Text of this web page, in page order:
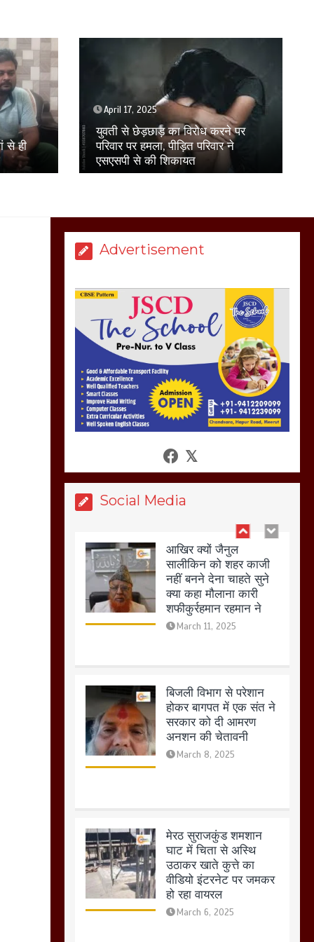
पर
ने
April 17, 2025 1 min
बिल्डर पंकज मित्तल के घर ED की रेड,
5-6 गाड़ियों में पहुंची टीम, दस्तावजण
ओरा लैपटॉप कब्जे में लिए
Advertisement
Social Media
अनशन की चेतावनी
मेरठ सुराजकुंड शमशान
घाट में चिता से अस्थि
हो रहा वायरल
March 6, 2025
होलिका रखने पर लात मार
कर होलिका को किया तहस
नहस,मोहल्ले वालों के साथ
की गई गाली गलोच ,कहा
अगर रखी गई होली तो होगा
खून खराबा,
March 11, 2025
सालीकिन को शहर काजी
नहीं बनने देना चाहते सुने
शफीकुर्रहमान रहमान ने
बिजली विभाग से परेशान
होकर बागपत में एक संत ने
सरकार को दी आमरण
अनशन की चेतावनी
मेरठ सुराजकुंड शमशान
घाट में चिता से अस्थि
उठाकर खाते कुत्ते का
होलिका रखने पर लात मार
कर होलिका को किया तहस
नहस,मोहल्ले वालों के साथ
की गई गाली गलोच ,कहा